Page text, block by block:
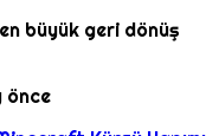
büyük geri dönüş
önce